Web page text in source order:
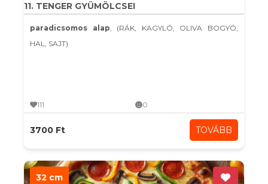
11. TENGER GYÜMÖLCSEI
paradicsomos alap, (RÁK, KAGYLÓ, OLIVA BOGYÓ,
HAL, SAJT)
111 0
3700 Ft TOVÁBB
32 cm